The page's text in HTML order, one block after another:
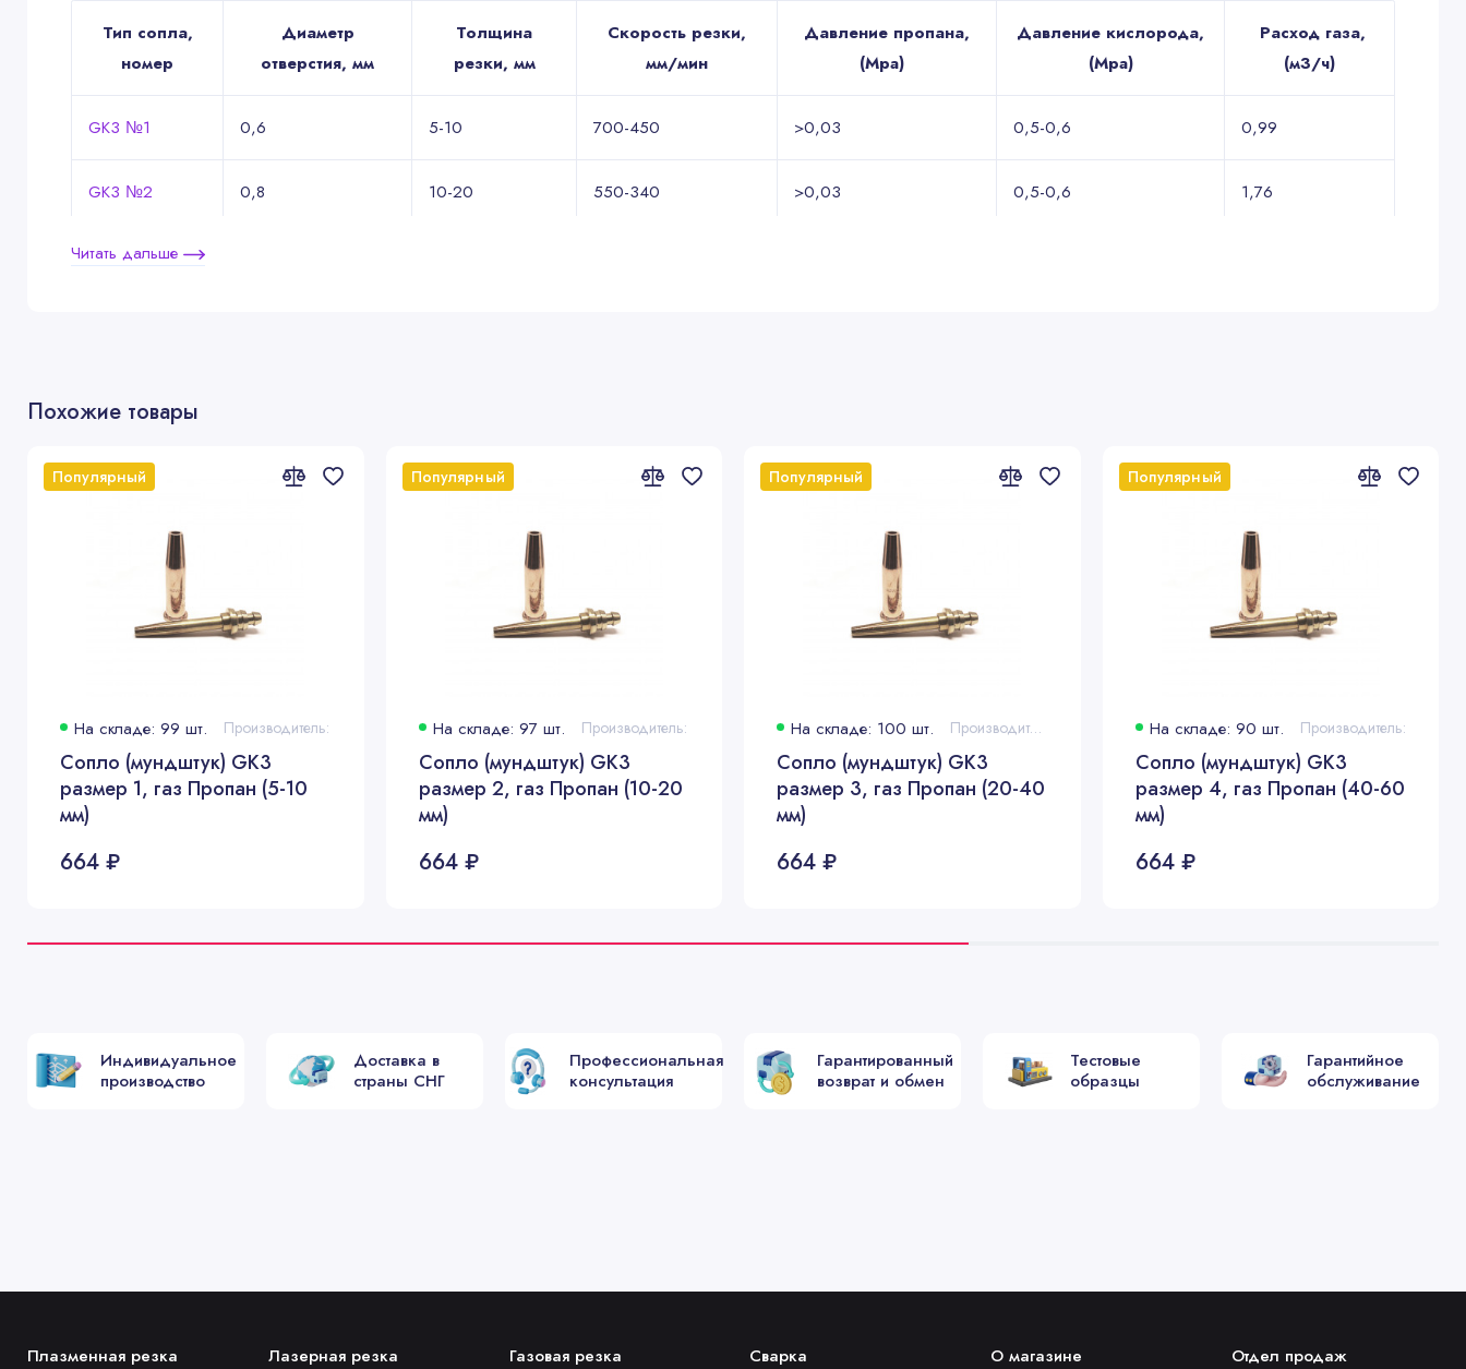
Тип сопла,
номер
Диаметр
отверстия, мм
Толщина
резки, мм
Скорость резки,
мм/мин
Давление пропана,
(Mpa)
Давление кислорода,
(Mpa)
Расход газа,
(м3/ч)
GK3 №1 0,6 5-10 700-450 >0,03 0,5-0,6 0,99
GK3 №2 0,8 10-20 550-340 >0,03 0,5-0,6 1,76
GK3 №3
Читать дальше
Похожие товары
Популярный
На складе: 99 шт. Производитель:
Сопло (мундштук) GK3
размер 1, газ Пропан (5-10
мм)
664 ₽
Популярный
На складе: 97 шт. Производитель:
Сопло (мундштук) GK3
размер 2, газ Пропан (10-20
мм)
664 ₽
Популярный
На складе: 100 шт. Производитель:
Сопло (мундштук) GK3
размер 3, газ Пропан (20-40
мм)
664 ₽
Популярный
На складе: 90 шт. Производитель:
Сопло (мундштук) GK3
размер 4, газ Пропан (40-60
мм)
664 ₽
Индивидуальное
производство
Доставка в
страны СНГ
Профессиональная
консультация
Гарантированный
возврат и обмен
Тестовые
образцы
Гарантийное
обслуживание
Плазменная резка Лазерная резка Газовая резка Сварка О магазине
Отдел продаж